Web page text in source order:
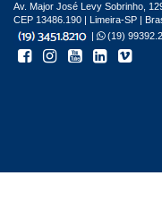
Av. Major José Levy Sobrinho,
CEP 13486.190 | Limeira-SP |
|
(19)